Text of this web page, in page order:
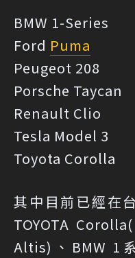
BMW 1-Series
Ford Puma
Peugeot 208
Porsche Taycan
Renault Clio
Tesla Model 3
Toyota Corolla
其中目前已經在
TOYOTA
Altis)、BMW 1